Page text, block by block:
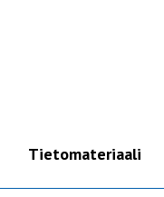
Tietomateriaali